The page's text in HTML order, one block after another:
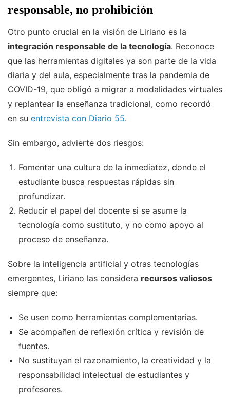
responsable, no prohibición
Otro punto crucial en la visión de Liriano es la
integración responsable de la tecnología. Reconoce
que las herramientas digitales ya son parte de la vida
diaria y del aula, especialmente tras la pandemia de
COVID-19, que obligó a migrar a modalidades virtuales
y replantear la enseñanza tradicional, como recordó
en su entrevista con Diario 55.
Sin embargo, advierte dos riesgos:
Fomentar una cultura de la inmediatez, donde el
estudiante busca respuestas rápidas sin
profundizar.
Reducir el papel del docente si se asume la
tecnología como sustituto, y no como apoyo al
proceso de enseñanza.
Sobre la inteligencia artificial y otras tecnologías
emergentes, Liriano las considera recursos valiosos
siempre que:
Se usen como herramientas complementarias.
Se acompañen de reflexión crítica y revisión de
fuentes.
No sustituyan el razonamiento, la creatividad y la
responsabilidad intelectual de estudiantes y
profesores.